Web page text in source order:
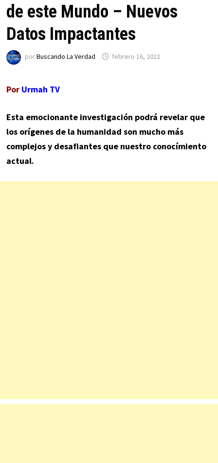
de este Mundo – Nuevos
Datos Impactantes
porBuscando La Verdad febrero 16, 2022
Por Urmah TV
Esta emocionante investigación podrá revelar que
los orígenes de la humanidad son mucho más
complejos y desafiantes que nuestro conocímiento
actual.